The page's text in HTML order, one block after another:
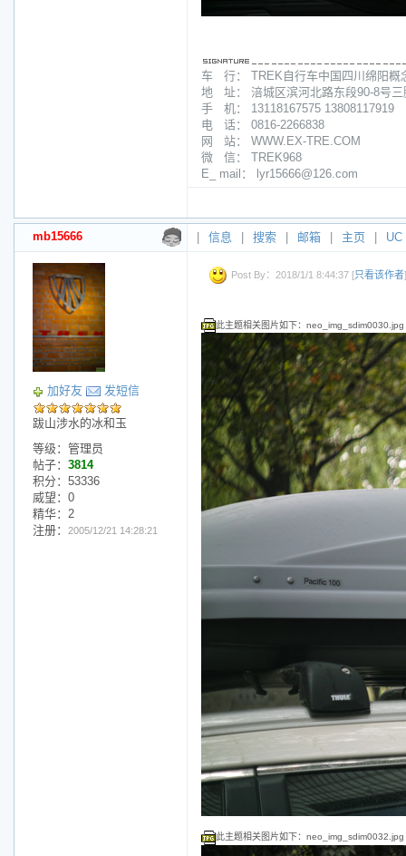
车 行： TREK自行车中国四川绵阳概
地 址： 涪城区滨河北路东段90-8号三
手 机： 13118167575 13808117919
电 话： 0816-2266838
网 站： WWW.EX-TRE.COM
微 信： TREK968
E_ mail： lyr15666@126.com
mb15666 信息 搜索 邮箱 主页 UC
加好友 发短信
跋山涉水的冰和玉
等级：管理员
帖子： 3814
积分：53336
威望：0
精华：2
注册：
2005/12/21 14:28:21
Post By：2018/1/1 8:44:37 [只看该作者]
此主题相关图片如下：neo_img_sdim0030.jpg
此主题相关图片如下：neo_img_sdim0032.jpg